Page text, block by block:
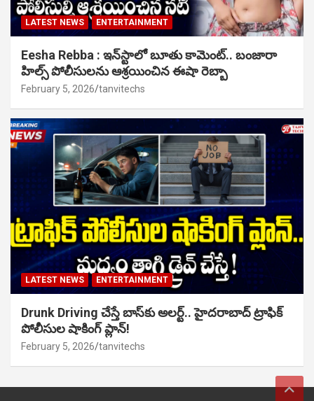
LATEST NEWS ENTERTAINMENT
Eesha Rebba : ఇన్‌స్టాలో బూతు కామెంట్.. బంజారా
హిల్స్ పోలీసులను ఆశ్రయించిన ఈషా రెబ్బా
February 5, 2026 tanvitechs
LATEST NEWS ENTERTAINMENT
Drunk Driving చేస్తే బాస్‌కు అలర్ట్.. హైదరాబాద్ ట్రాఫిక్
పోలీసుల షాకింగ్ ప్లాన్!
February 5, 2026 tanvitechs